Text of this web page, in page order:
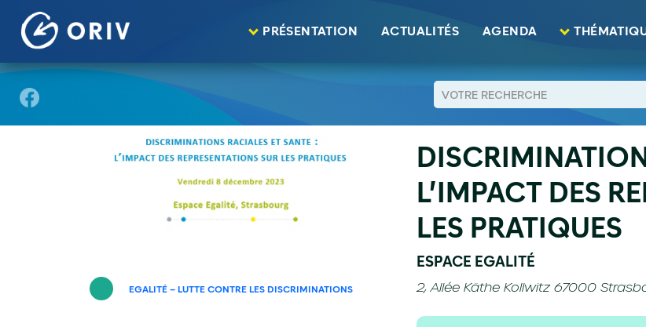
Aller au contenu PRÉSENTATION ACTUALITÉS AGENDA
Agenda Discriminations raciales et santé : l'impact des représentations sur les pratiques
EGALITÉ – LUTTE CONTRE LES DISCRIMINATIONS
RETOUR
L’IMPACT DES
LES PRATIQUES
ESPACE EGALITÉ
2, Allée Käthe Kollwitz 67000
Panneau de gestion des cookies